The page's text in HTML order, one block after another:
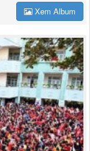
Xem Album